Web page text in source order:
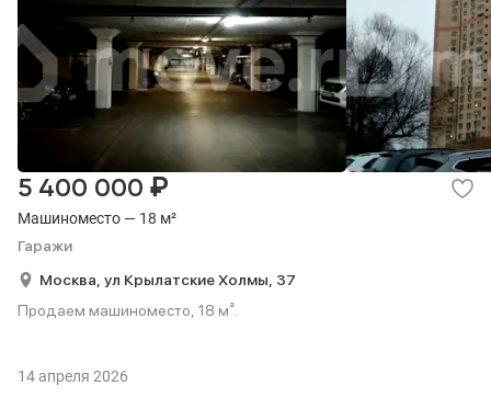
Машиноместо — 18 м²
Гаражи
5 400 000 ₽
Москва, ул Крылатские Холмы, 37
Продаем машиноместо, 18 м².
14 апреля 2026